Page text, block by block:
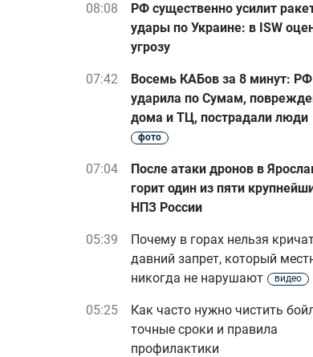
08:08
РФ существенно усилит
удары по Украине: в ISW
угрозу
07:42
Восемь КАБов за 8 минут: РФ
ударила по Сумам,
дома и ТЦ, пострадали люди
фото
07:04
После атаки дронов в
горит один из пяти
НПЗ России
05:39
Почему в горах нельзя
давний запрет, который
никогда не нарушают
видео
05:25
Как часто нужно чистить
точные сроки и правила
профилактики